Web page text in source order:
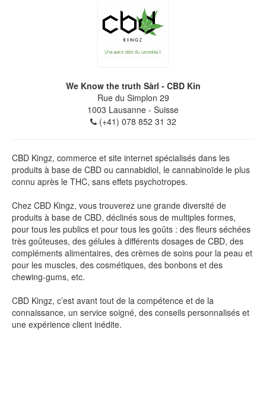
We Know the truth Sàrl - CBD Kin
Rue du Simplon 29
1003 Lausanne - Suisse
(+41) 078 852 31 32
CBD Kingz, commerce et site internet spécialisés dans les
produits à base de CBD ou cannabidiol, le cannabinoïde le plus
connu après le THC, sans effets psychotropes.
Chez CBD Kingz, vous trouverez une grande diversité de
produits à base de CBD, déclinés sous de multiples formes,
pour tous les publics et pour tous les goûts : des fleurs séchées
très goûteuses, des gélules à différents dosages de CBD, des
compléments alimentaires, des crèmes de soins pour la peau et
pour les muscles, des cosmétiques, des bonbons et des
chewing-gums, etc.
CBD Kingz, c’est avant tout de la compétence et de la
connaissance, un service soigné, des conseils personnalisés et
une expérience client inédite.